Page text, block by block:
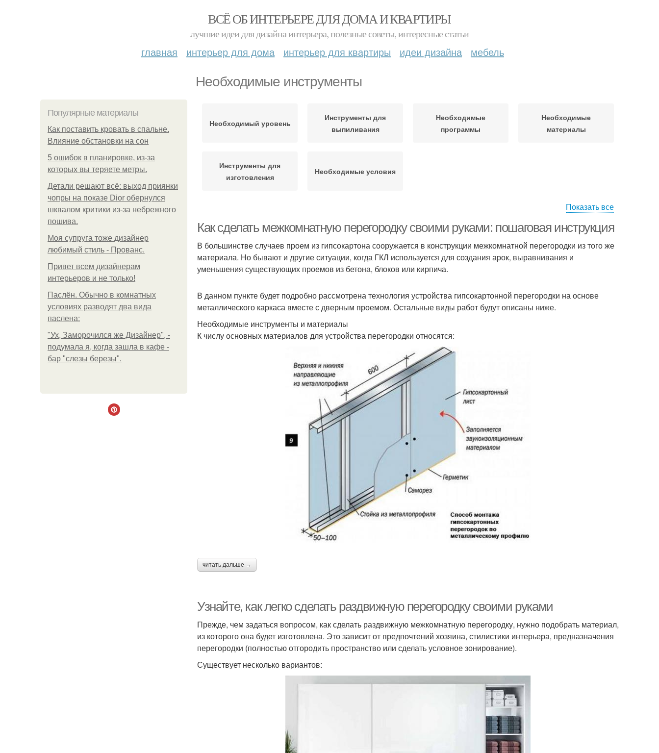
ВСЁ ОБ ИНТЕРЬЕРЕ ДЛЯ ДОМА И КВАРТИРЫ
лучшие идеи для дизайна интерьера, полезные советы, интересные статьи
главная интерьер для дома интерьер для квартиры идеи дизайна мебель
Необходимые инструменты
Популярные материалы
Как поставить кровать в спальне.
Влияние обстановки на сон
5 ошибок в планировке, из-за
которых вы теряете метры.
Детали решают всё: выход приянки
чопры на показе Dior обернулся
шквалом критики из-за небрежного
пошива.
Моя супруга тоже дизайнер
любимый стиль - Прованс.
Привет всем дизайнерам
интерьеров и не только!
Паслён. Обычно в комнатных
условиях разводят два вида
паслена:
"Ух, Заморочился же Дизайнер", -
подумала я, когда зашла в кафе -
бар "слезы березы".
Необходимый уровень
Инструменты для
выпиливания
Необходимые
программы
Необходимые
материалы
Инструменты для
изготовления
Необходимые условия
Показать все
Как сделать межкомнатную перегородку своими руками: пошаговая инструкция
В большинстве случаев проем из гипсокартона сооружается в конструкции межкомнатной перегородки из того же
материала. Но бывают и другие ситуации, когда ГКЛ используется для создания арок, выравнивания и
уменьшения существующих проемов из бетона, блоков или кирпича.
В данном пункте будет подробно рассмотрена технология устройства гипсокартонной перегородки на основе
металлического каркаса вместе с дверным проемом. Остальные виды работ будут описаны ниже.
Необходимые инструменты и материалы
К числу основных материалов для устройства перегородки относятся:
читать дальше →
Узнайте, как легко сделать раздвижную перегородку своими руками
Прежде, чем задаться вопросом, как сделать раздвижную межкомнатную перегородку, нужно подобрать материал,
из которого она будет изготовлена. Это зависит от предпочтений хозяина, стилистики интерьера, предназначения
перегородки (полностью отгородить пространство или сделать условное зонирование).
Существует несколько вариантов: